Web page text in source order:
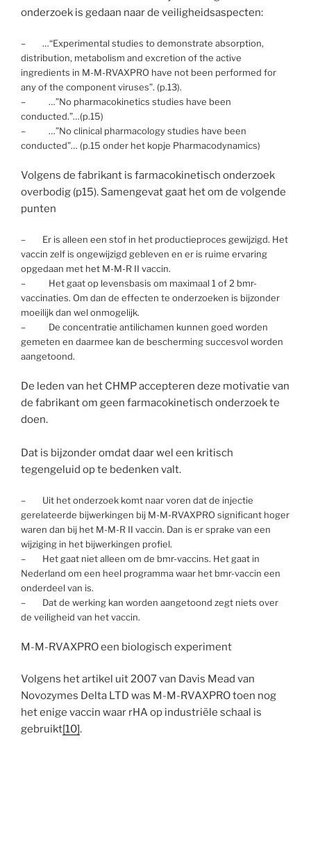
onderzoek is gedaan naar de veiligheidsaspecten:
– …“Experimental studies to demonstrate absorption,
distribution, metabolism and excretion of the active
ingredients in M-M-RVAXPRO have not been performed for
any of the component viruses”. (p.13).
– …”No pharmacokinetics studies have been
conducted.”…(p.15)
– …”No clinical pharmacology studies have been
conducted”… (p.15 onder het kopje Pharmacodynamics)
Volgens de fabrikant is farmacokinetisch onderzoek
overbodig (p15). Samengevat gaat het om de volgende
punten
– Er is alleen een stof in het productieproces gewijzigd. Het
vaccin zelf is ongewijzigd gebleven en er is ruime ervaring
opgedaan met het M-M-R II vaccin.
– Het gaat op levensbasis om maximaal 1 of 2 bmr-
vaccinaties. Om dan de effecten te onderzoeken is bijzonder
moeilijk dan wel onmogelijk.
– De concentratie antilichamen kunnen goed worden
gemeten en daarmee kan de bescherming succesvol worden
aangetoond.
De leden van het CHMP accepteren deze motivatie van
de fabrikant om geen farmacokinetisch onderzoek te
doen.
Dat is bijzonder omdat daar wel een kritisch
tegengeluid op te bedenken valt.
– Uit het onderzoek komt naar voren dat de injectie
gerelateerde bijwerkingen bij M-M-RVAXPRO significant hoger
waren dan bij het M-M-R II vaccin. Dan is er sprake van een
wijziging in het bijwerkingen profiel.
– Het gaat niet alleen om de bmr-vaccins. Het gaat in
Nederland om een heel programma waar het bmr-vaccin een
onderdeel van is.
– Dat de werking kan worden aangetoond zegt niets over
de veiligheid van het vaccin.
M-M-RVAXPRO een biologisch experiment
Volgens het artikel uit 2007 van Davis Mead van
Novozymes Delta LTD was M-M-RVAXPRO toen nog
het enige vaccin waar rHA op industriële schaal is
gebruikt[10].